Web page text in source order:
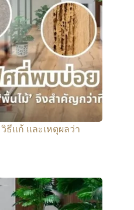
แก้ และเหตุผลว่า